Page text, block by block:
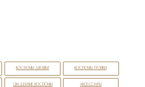
КОСТЮМЫ ДВОЙКИ КОСТЮМЫ ТРОЙКИ
АКСЕССУАРЫ
СВАДЕБНЫЕ КОСТЮМЫ